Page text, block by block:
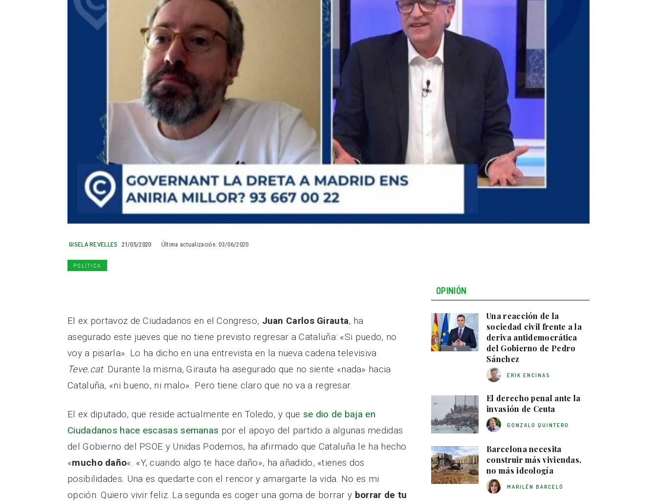
GISELA REVELLES 21/05/2020 Última actualización: 03/06/2020
POLÍTICA
El ex portavoz de Ciudadanos en el Congreso, Juan Carlos Girauta, ha
asegurado este jueves que no tiene previsto regresar a Cataluña: «Si puedo, no
voy a pisarla». Lo ha dicho en una entrevista en la nueva cadena televisiva
Teve.cat. Durante la misma, Girauta ha asegurado que no siente «nada» hacia
Cataluña, «ni bueno, ni malo». Pero tiene claro que no va a regresar.
El ex diputado, que reside actualmente en Toledo, y que se dio de baja en
Ciudadanos hace escasas semanas por el apoyo del partido a algunas medidas
del Gobierno del PSOE y Unidas Podemos, ha afirmado que Cataluña le ha hecho
«mucho daño«. «Y, cuando algo te hace daño», ha añadido, «tienes dos
posibilidades. Una es quedarte con el rencor y amargarte la vida. No es mi
opción. Quiero vivir feliz. La segunda es coger una goma de borrar y borrar de tu
OPINIÓN
Una reacción de la
sociedad civil frente a la
deriva antidemocrática
del Gobierno de Pedro
Sánchez
ERIK ENCINAS
El derecho penal ante la
invasión de Ceuta
GONZALO QUINTERO
Barcelona necesita
construir más viviendas,
no más ideología
MARILÉN BARCELÓ